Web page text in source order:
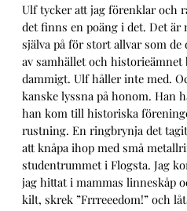
Ulf tycker att jag förenklar och
det finns en poäng i det. Det
själva på för stort allvar som
av samhället och
dammigt. Ulf håller inte med.
kanske lyssna på honom. Han
han kom till historiska
rustning. En ringbrynja det
att knåpa ihop med små
studentrummet i Flogsta. Jag
jag hittat i mammas linneskåp
kilt, skrek ”Frrreeedom!” och